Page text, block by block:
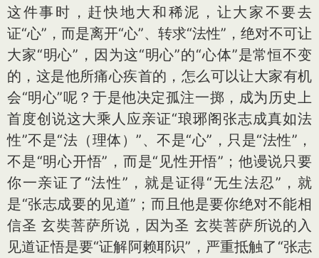
这件事时，赶快地大和稀泥，让大家不要去
证“心”，而是离开“心”、转求“法性”，绝对不可让
大家“明心”，因为这“明心”的“心体”是常恒不变
的，这是他所痛心疾首的，怎么可以让大家有机
会“明心”呢？于是他决定孤注一掷，成为历史上
首度创说这大乘人应亲证“琅琊阁张志成真如法
性”不是“法（理体）”、不是“心”，只是“法性”，
不是“明心开悟”，而是“见性开悟”；他谩说只要
你一亲证了“法性”，就是证得“无生法忍”，就
是“张志成要的见道”；而且他是要你绝对不能相
信圣 玄奘菩萨所说，因为圣 玄奘菩萨所说的入
见道证悟是要“证解阿赖耶识”，严重抵触了“张志